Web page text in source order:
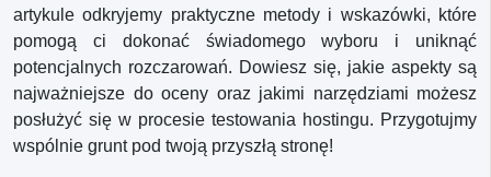
artykule odkryjemy praktyczne metody i wskazówki, które
pomogą ci dokonać świadomego wyboru i uniknąć
potencjalnych rozczarowań. Dowiesz się, jakie aspekty są
najważniejsze do oceny oraz jakimi narzędziami możesz
posłużyć się w procesie testowania hostingu. Przygotujmy
wspólnie grunt pod twoją przyszłą stronę!